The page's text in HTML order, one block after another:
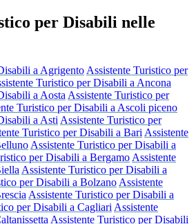
per Disabili nelle
a Agrigento Assistente Turistico per
Turistico per Disabili a Ancona
a Aosta Assistente Turistico per
Turistico per Disabili a Ascoli piceno
a Asti Assistente Turistico per
Turistico per Disabili a Bari Assistente
Assistente Turistico per Disabili a
per Disabili a Bergamo Assistente
Assistente Turistico per Disabili a
per Disabili a Bolzano Assistente
Assistente Turistico per Disabili a
per Disabili a Cagliari Assistente
Assistente Turistico per Disabili